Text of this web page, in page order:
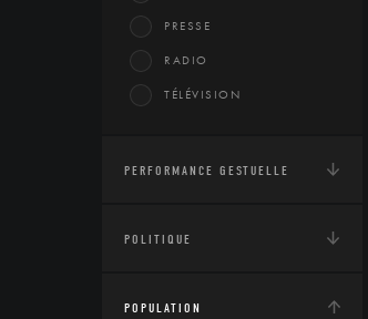
PRESSE
RADIO
TÉLÉVISION
PERFORMANCE GESTUELLE
POLITIQUE
POPULATION